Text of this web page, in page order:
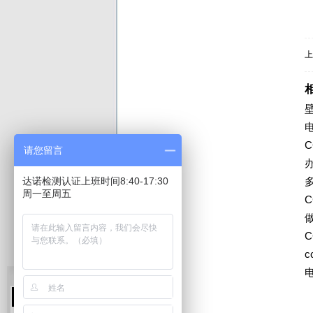
请您留言
达诺检测认证上班时间8:40-17:30
周一至周五